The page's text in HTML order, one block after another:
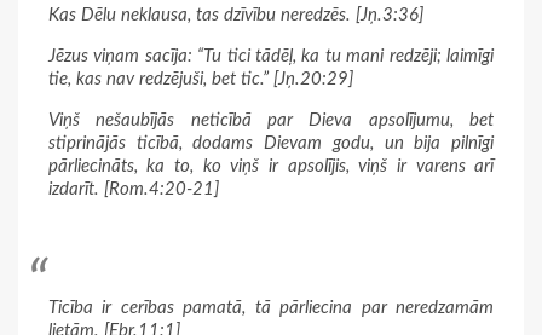
Kas Dēlu neklausa, tas dzīvību neredzēs. [Jņ.3:36]
Jēzus viņam sacīja: “Tu tici tādēļ, ka tu mani redzēji; laimīgi
tie, kas nav redzējuši, bet tic.” [Jņ.20:29]
Viņš nešaubījās neticībā par Dieva apsolījumu, bet
stiprinājās ticībā, dodams Dievam godu, un bija pilnīgi
pārliecināts, ka to, ko viņš ir apsolījis, viņš ir varens arī
izdarīt. [Rom.4:20-21]
Ticība ir cerības pamatā, tā pārliecina par neredzamām
lietām. [Ebr.11:1]